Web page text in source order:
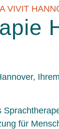
VIVIT
für